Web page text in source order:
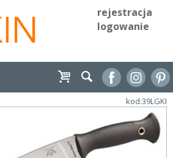
rejestracja
logowanie
kod:39LGKI